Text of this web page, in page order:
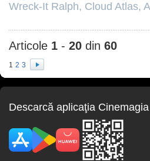
Wreck-It Ralph, Cloud Atlas,
Articole 1 - 20 din 60
1 2 3
Descarcă aplicaţia Cinemagia